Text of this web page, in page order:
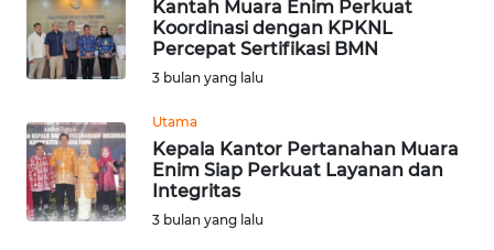
Kantah Muara Enim Perkuat
Koordinasi dengan KPKNL
Percepat Sertifikasi BMN
3 bulan yang lalu
Utama
Kepala Kantor Pertanahan Muara
Enim Siap Perkuat Layanan dan
Integritas
3 bulan yang lalu
SULBAR
WN
WN
SUMBAR